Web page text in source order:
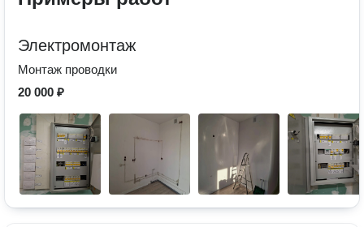
Электромонтаж
Монтаж проводки
20 000 ₽